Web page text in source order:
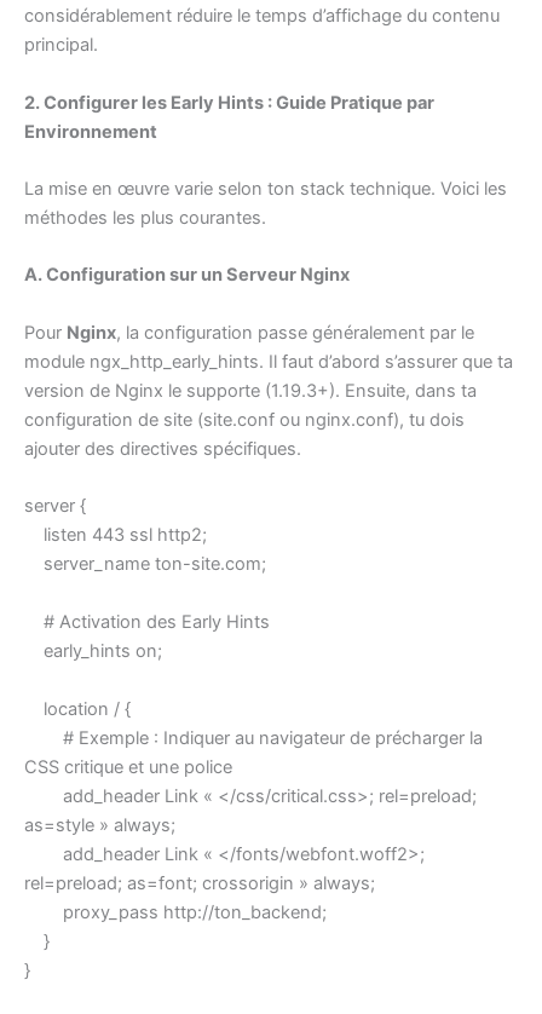
considérablement réduire le temps d’affichage du contenu
principal.
2. Configurer les Early Hints : Guide Pratique par
Environnement
La mise en œuvre varie selon ton stack technique. Voici les
méthodes les plus courantes.
A. Configuration sur un Serveur Nginx
Pour Nginx, la configuration passe généralement par le
module ngx_http_early_hints. Il faut d’abord s’assurer que ta
version de Nginx le supporte (1.19.3+). Ensuite, dans ta
configuration de site (site.conf ou nginx.conf), tu dois
ajouter des directives spécifiques.
server {
listen 443 ssl http2;
server_name ton-site.com;
# Activation des Early Hints
early_hints on;
location / {
# Exemple : Indiquer au navigateur de précharger la
CSS critique et une police
add_header Link « </css/critical.css>; rel=preload;
as=style » always;
add_header Link « </fonts/webfont.woff2>;
rel=preload; as=font; crossorigin » always;
proxy_pass http://ton_backend;
}
}